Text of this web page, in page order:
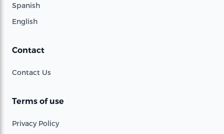
Spanish
English
Contact
Contact Us
Terms of use
Privacy Policy